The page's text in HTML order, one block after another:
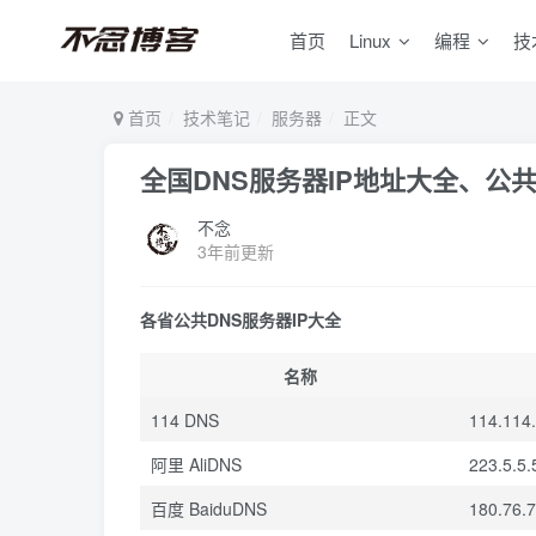
首页 Linux 编程 技
首页 技术笔记 服务器 正文
全国DNS服务器IP地址大全、公
不念
3年前更新
各省公共DNS服务器IP大全
名称
114 DNS
阿里 AliDNS
百度 BaiduDNS